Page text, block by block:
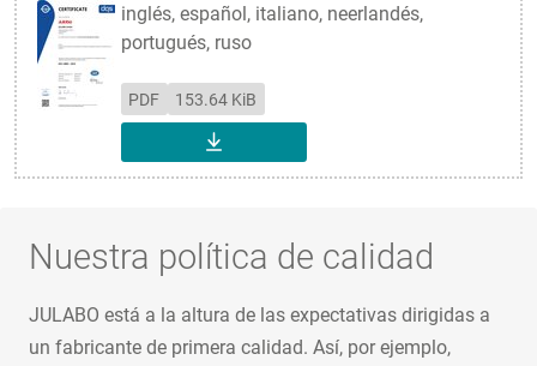
inglés, español, italiano, neerlandés,
portugués, ruso
PDF 153.64 KiB
DESCARGAR
Nuestra política de calidad
JULABO está a la altura de las expectativas dirigidas a
un fabricante de primera calidad. Así, por ejemplo,